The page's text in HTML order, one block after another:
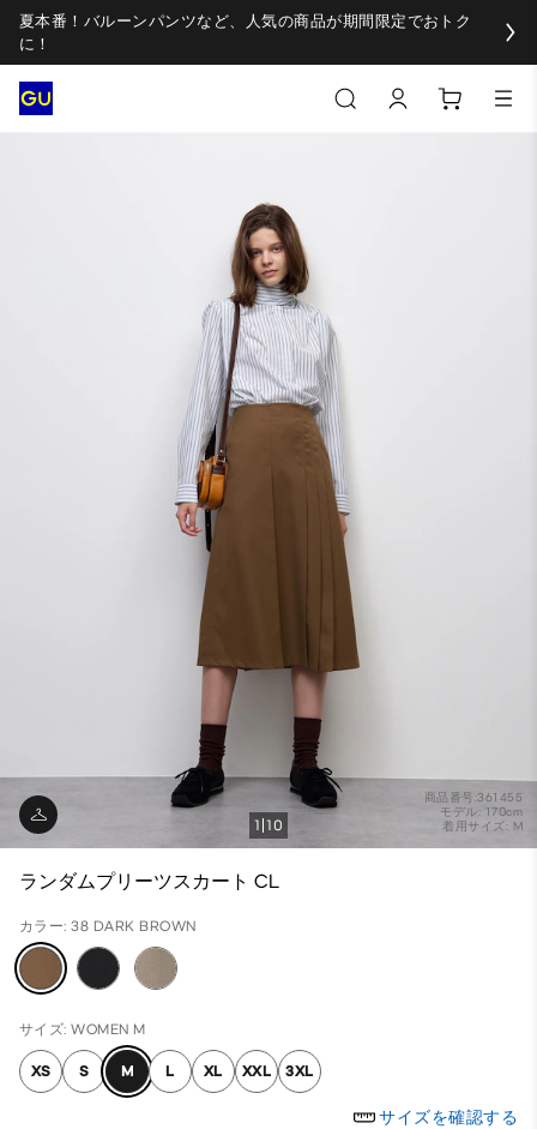
夏本番！バルーンパンツなど、人気の商品が期間限定でおトク
に！
商品番号:361455
モデル: 170cm
着用サイズ: M
1 10
ランダムプリーツスカート CL
カラー: 38 DARK BROWN
サイズ: WOMEN M
XS S M L XL XXL 3XL
サイズを確認する